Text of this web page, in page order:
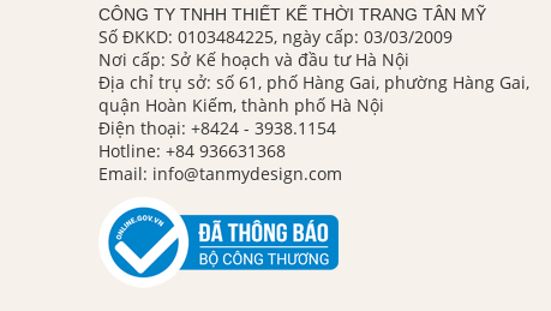
CÔNG TY TNHH THIẾT KẾ THỜI TRANG TÂN MỸ
Số ĐKKD: 0103484225, ngày cấp: 03/03/2009
Nơi cấp: Sở Kế hoạch và đầu tư Hà Nội
Địa chỉ trụ sở: số 61, phố Hàng Gai, phường Hàng Gai,
quận Hoàn Kiếm, thành phố Hà Nội
Điện thoại: +8424 - 3938.1154
Hotline: +84 936631368
Email: info@tanmydesign.com